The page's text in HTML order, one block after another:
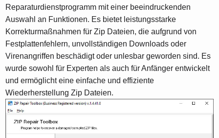
Reparaturdienstprogramm mit einer beeindruckenden
Auswahl an Funktionen. Es bietet leistungsstarke
Korrekturmaßnahmen für Zip Dateien, die aufgrund von
Festplattenfehlern, unvollständigen Downloads oder
Virenangriffen beschädigt oder unlesbar geworden sind. Es
wurde sowohl für Experten als auch für Anfänger entwickelt
und ermöglicht eine einfache und effiziente
Wiederherstellung Zip Dateien.